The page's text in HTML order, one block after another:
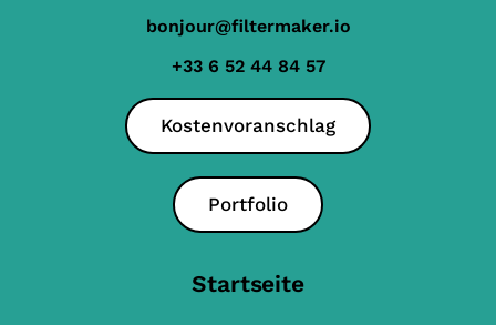
bonjour@filtermaker.io
+33 6 52 44 84 57
Kostenvoranschlag
Portfolio
Startseite